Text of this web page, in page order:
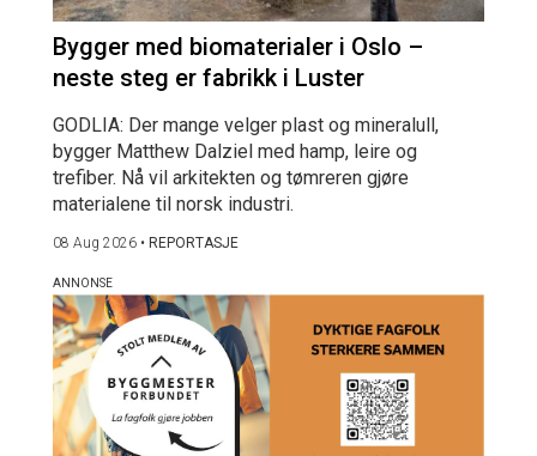
Bygger med biomaterialer i Oslo –
neste steg er fabrikk i Luster
GODLIA: Der mange velger plast og mineralull,
bygger Matthew Dalziel med hamp, leire og
trefiber. Nå vil arkitekten og tømreren gjøre
materialene til norsk industri.
08 Aug 2026 • REPORTASJE